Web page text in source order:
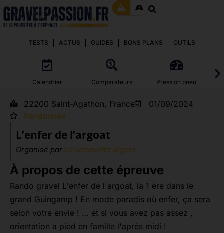
TESTS ACTUS GUIDES BONS PLANS OUTILS
Calendrier Comparateurs Pression pneu
22200 Saint-Agathon, France
01/09/2024
Randonnée
L’enfer de l’argoat
Organisé par La socquette légère
À propos de cette épreuve
Rando gravel L'enfer de l'argoat, la 1 ère dans le
grand Guingamp ! En mode paradis où enfer, ça sera
selon votre envie ! … et si vous avez pas assez ,
orientation a pied en famille l'après midi !